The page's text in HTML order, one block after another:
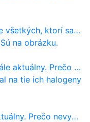
sa chcú dozvedieť niečo viac
na obrázku.
nevyhynul ako pri osobákoch?
na tie ich halogeny
ako pri osobákoch?